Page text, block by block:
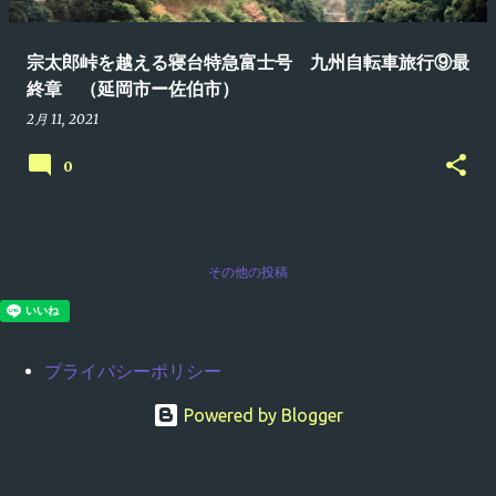
宗太郎峠を越える寝台特急富士号 九州自転車旅行⑨最
終章 （延岡市ー佐伯市）
2月 11, 2021
0
その他の投稿
プライバシーポリシー
Powered by Blogger